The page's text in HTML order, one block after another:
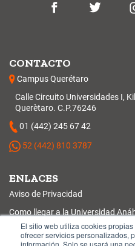
El sitio web utiliza cookies
ofrecer servicios personalizados,
información. Solo se usará una
CONTACTO
Campus Querétaro
Calle Circuito Universidades I,
Querètaro. C.P.76246
01 (442) 245 67 42
52 (442) 810 3787
ENLACES
Aviso de Privacidad
Como llegar a la Universidad
Protocolo de Reapertura en la